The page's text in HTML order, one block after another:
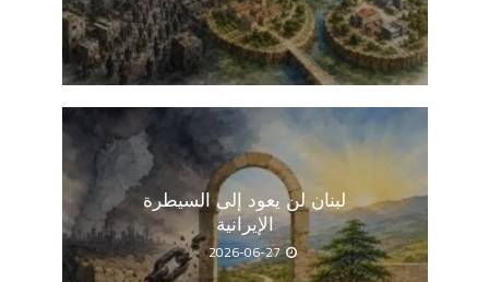
لبنان لن يعود إلى السيطرة
الإيرانية
2026-06-27